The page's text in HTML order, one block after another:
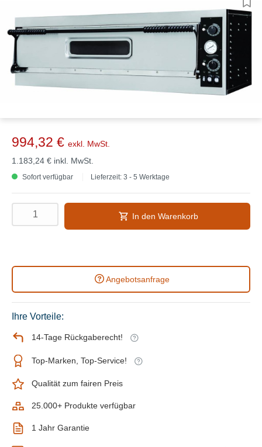
994,32 € exkl. MwSt.
1.183,24 € inkl. MwSt.
Sofort verfügbar Lieferzeit: 3 - 5 Werktage
In den Warenkorb
Angebotsanfrage
Ihre Vorteile:
14-Tage Rückgaberecht!
Top-Marken, Top-Service!
Qualität zum fairen Preis
25.000+ Produkte verfügbar
1 Jahr Garantie